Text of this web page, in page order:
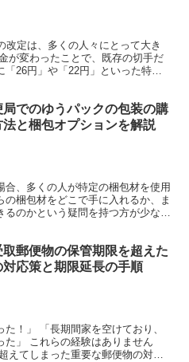
改定は、多くの人々にとって大き
が変わったことで、既存の切手だ
26円」や「22円」といった特定
局でのゆうパックの包装の購
法と梱包オプションを解説
、多くの人が特定の梱包材を使用
梱包材をどこで手に入れるか、ま
るのかという疑問を持つ方が少なく
取郵便物の保管期限を超えた
対応策と期限延長の手順
た！」 「長期間家を空けており、
た」 これらの経験はありません
えてしまった重要な郵便物の対処